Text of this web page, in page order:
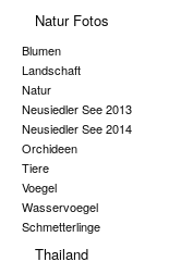
Natur Fotos
Blumen
Landschaft
Natur
Neusiedler See 2013
Neusiedler See 2014
Orchideen
Tiere
Voegel
Wasservoegel
Schmetterlinge
Thailand